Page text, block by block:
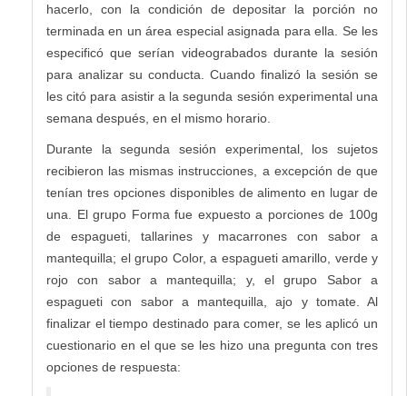
hacerlo, con la condición de depositar la porción no
terminada en un área especial asignada para ella. Se les
especificó que serían videograbados durante la sesión
para analizar su conducta. Cuando finalizó la sesión se
les citó para asistir a la segunda sesión experimental una
semana después, en el mismo horario.
Durante la segunda sesión experimental, los sujetos
recibieron las mismas instrucciones, a excepción de que
tenían tres opciones disponibles de alimento en lugar de
una. El grupo Forma fue expuesto a porciones de 100g
de espagueti, tallarines y macarrones con sabor a
mantequilla; el grupo Color, a espagueti amarillo, verde y
rojo con sabor a mantequilla; y, el grupo Sabor a
espagueti con sabor a mantequilla, ajo y tomate. Al
finalizar el tiempo destinado para comer, se les aplicó un
cuestionario en el que se les hizo una pregunta con tres
opciones de respuesta: